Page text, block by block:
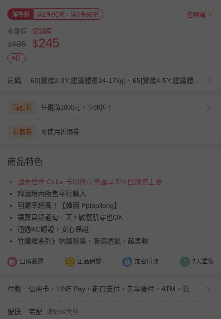
滿件折 滿2件95折，滿3件88折 進團購
市售價
$405
促銷價
$245
6折
尺碼
滿額折 任選滿1000元，享88折！
折價券 可使用折價券
商品特色
國泰世華 Cube 卡切換童樂匯享 5% 回饋無上限
韓國境內販售平行輸入
回購率超高！【韓國 Ppippilong】
讓寶貝舒適每一天✧敏感肌穿也OK
通過KC認證，安心保證
竹纖維系列》抗菌除臭、吸濕透氣、超柔軟
口碑嚴選 正品保證 加密付款 7天鑑賞
付款
配送 宅配 滿$699免運